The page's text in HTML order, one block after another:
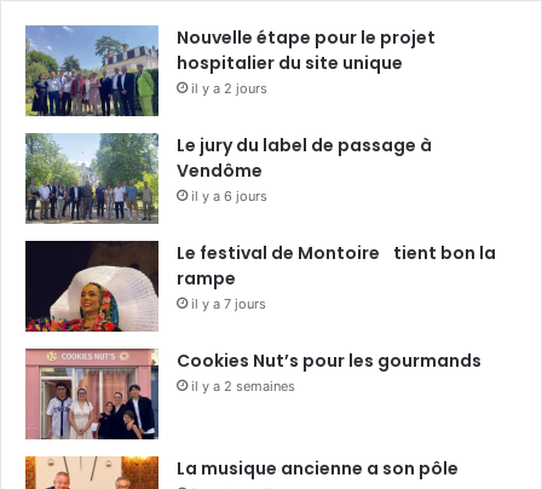
Nouvelle étape pour le projet
hospitalier du site unique
il y a 2 jours
Le jury du label de passage à
Vendôme
il y a 6 jours
Le festival de Montoire tient bon la
rampe
il y a 7 jours
Cookies Nut’s pour les gourmands
il y a 2 semaines
La musique ancienne a son pôle